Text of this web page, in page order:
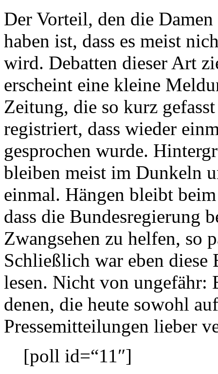
Der Vorteil, den die
haben ist, dass es meist
wird. Debatten dieser Art
erscheint eine kleine
Zeitung, die so kurz
registriert, dass wieder
gesprochen wurde.
bleiben meist im Dunkeln
einmal. Hängen bleibt
dass die Bundesregierung
Zwangsehen zu helfen, so
Schließlich war eben diese
lesen. Nicht von ungefähr:
denen, die heute sowohl
Pressemitteilungen lieber
[poll id=“11″]